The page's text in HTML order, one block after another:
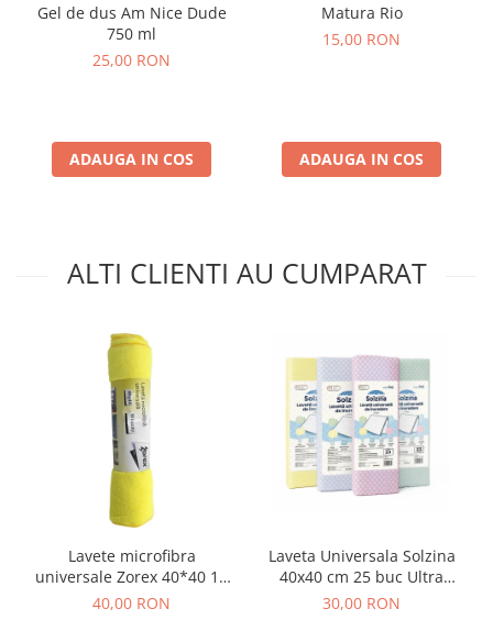
Gel de dus Am Nice Dude
750 ml
25,00 RON
ADAUGA IN COS
Matura Rio
15,00 RON
ADAUGA IN COS
ALTI CLIENTI AU CUMPARAT
Lavete microfibra
universale Zorex 40*40 10
buc
40,00 RON
Laveta Universala Solzina
40x40 cm 25 buc Ultra
Absorbante, Rezistente,
30,00 RON